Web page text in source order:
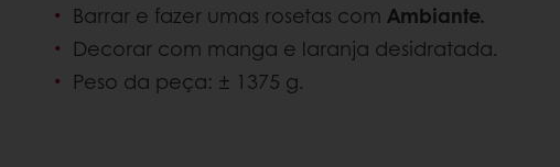
Barrar e fazer umas rosetas com Ambiante.
Decorar com manga e laranja desidratada.
Peso da peça: ± 1375 g.